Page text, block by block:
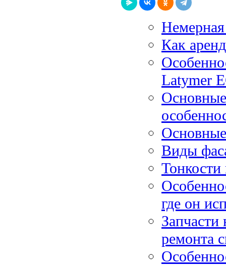
Как
Latymer
Виды
Тонкости
где он
ремонта